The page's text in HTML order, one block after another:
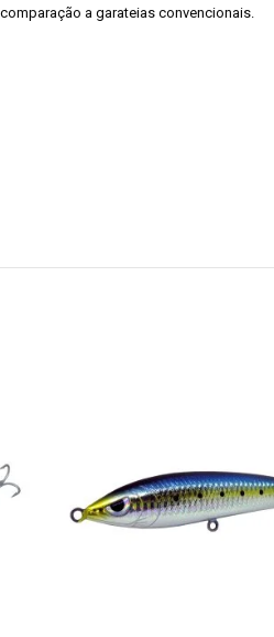
a garateias convencionais.